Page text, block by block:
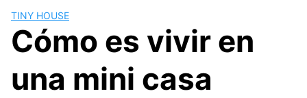
TINY HOUSE
Cómo es vivir en
una mini casa